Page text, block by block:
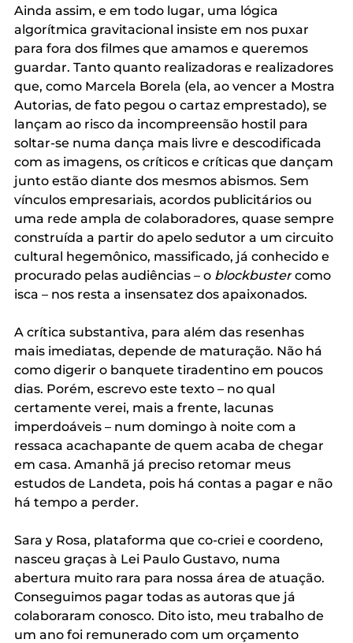
Ainda assim, e em todo lugar, uma lógica
algorítmica gravitacional insiste em nos puxar
para fora dos filmes que amamos e queremos
guardar. Tanto quanto realizadoras e realizadores
que, como Marcela Borela (ela, ao vencer a Mostra
Autorias, de fato pegou o cartaz emprestado), se
lançam ao risco da incompreensão hostil para
soltar-se numa dança mais livre e descodificada
com as imagens, os críticos e críticas que dançam
junto estão diante dos mesmos abismos. Sem
vínculos empresariais, acordos publicitários ou
uma rede ampla de colaboradores, quase sempre
construída a partir do apelo sedutor a um circuito
cultural hegemônico, massificado, já conhecido e
procurado pelas audiências – o blockbuster como
isca – nos resta a insensatez dos apaixonados.
A crítica substantiva, para além das resenhas
mais imediatas, depende de maturação. Não há
como digerir o banquete tiradentino em poucos
dias. Porém, escrevo este texto – no qual
certamente verei, mais a frente, lacunas
imperdoáveis – num domingo à noite com a
ressaca acachapante de quem acaba de chegar
em casa. Amanhã já preciso retomar meus
estudos de Landeta, pois há contas a pagar e não
há tempo a perder.
Sara y Rosa, plataforma que co-criei e coordeno,
nasceu graças à Lei Paulo Gustavo, numa
abertura muito rara para nossa área de atuação.
Conseguimos pagar todas as autoras que já
colaboraram conosco. Dito isto, meu trabalho de
um ano foi remunerado com um orçamento